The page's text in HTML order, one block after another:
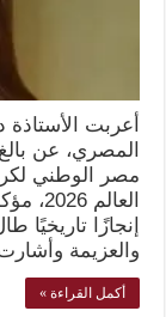
أعربت الأستاذة
المصري، عن
مصر الوطني
إنجازًا
والعزيمة
أكمل القراءة »